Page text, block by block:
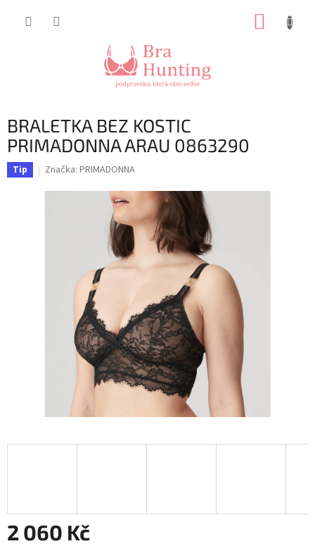
BRALETKA BEZ KOSTIC
PRIMADONNA ARAU 0863290
Tip Značka: PRIMADONNA
2 060 Kč